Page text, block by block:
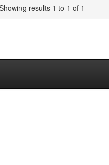
results 1 to 1 of 1